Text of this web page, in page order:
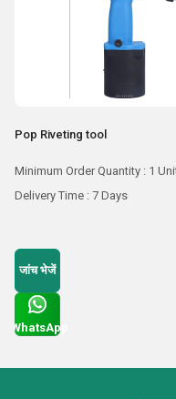
Pop Riveting tool
Minimum Order Quantity : 1
Delivery Time : 7 Days
जांच भेजें
WhatsApp